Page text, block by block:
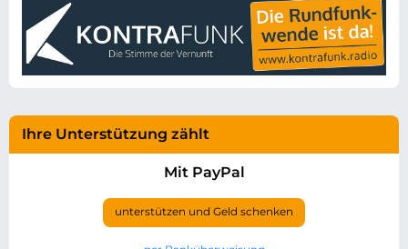
Ihre Unterstützung zählt
Mit PayPal
unterstützen und Geld schenken